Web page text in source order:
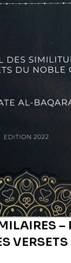
–
1 – AL-